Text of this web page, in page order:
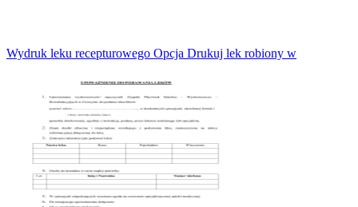
Wydruk leku recepturowego Opcja Drukuj lek robiony w